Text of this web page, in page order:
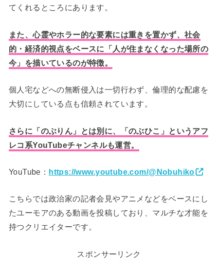
てくれるところにあります。
また、心霊やホラー的な要素には重きを置かず、社会
的・経済的視点をベースに「人が住まなくなった場所の
今」を描いているのが特徴。
個人宅などへの無断侵入は一切行わず、倫理的な配慮を
大切にしている点も信頼されています。
さらに「のぶりん」とは別に、「のぶひこ」というアフ
レコ系YouTubeチャンネルも運営。
YouTube： https://www.youtube.com/@Nobuhiko
こちらでは政治家の記者会見やアニメなどをベースにし
たユーモアのある動画を投稿しており、マルチな才能を
持つクリエイターです。
スポンサーリンク